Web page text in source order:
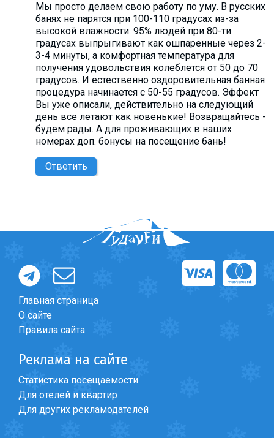
Мы просто делаем свою работу по уму. В русских
банях не парятся при 100-110 градусах из-за
высокой влажности. 95% людей при 80-ти
градусах выпрыгивают как ошпаренные через 2-
3-4 минуты, а комфортная температура для
получения удовольствия колеблется от 50 до 70
градусов. И естественно оздоровительная банная
процедура начинается с 50-55 градусов. Эффект
Вы уже описали, действительно на следующий
день все летают как новенькие! Возвращайтесь -
будем рады. А для проживающих в наших
номерах доп. бонусы на посещение бань!
Ответить
Главная страница
О сайте
Правила сайта
Реклама на сайте
Статистика посещаемости
Для отелей и квартир
Для других рекламодателей